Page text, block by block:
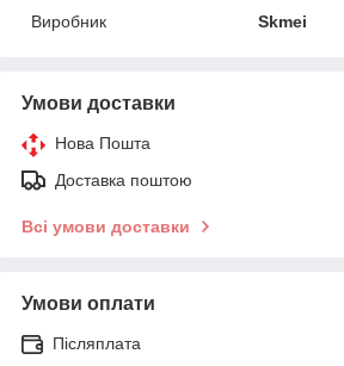
Виробник
Skmei
Умови доставки
Нова Пошта
Доставка поштою
Всі умови доставки
Умови оплати
Післяплата